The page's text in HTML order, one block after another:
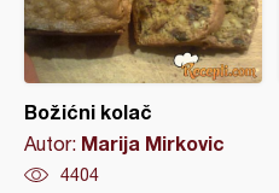
Božićni kolač
Autor: Marija Mirkovic
4404